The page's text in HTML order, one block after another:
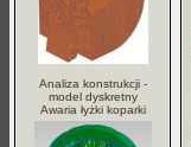
Analiza konstrukcji -
model dyskretny
Awaria łyżki koparki